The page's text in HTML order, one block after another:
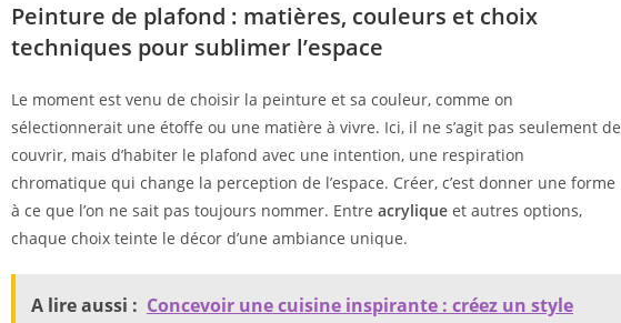
Peinture de plafond : matières, couleurs et choix
techniques pour sublimer l’espace
Le moment est venu de choisir la peinture et sa couleur, comme on
sélectionnerait une étoffe ou une matière à vivre. Ici, il ne s’agit pas seulement de
couvrir, mais d’habiter le plafond avec une intention, une respiration
chromatique qui change la perception de l’espace. Créer, c’est donner une forme
à ce que l’on ne sait pas toujours nommer. Entre acrylique et autres options,
chaque choix teinte le décor d’une ambiance unique.
A lire aussi : Concevoir une cuisine inspirante : créez un style